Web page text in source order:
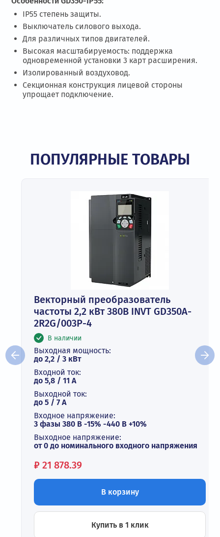
IP55 степень защиты.
Выключатель силового выхода.
Для различных типов двигателей.
Высокая масштабируемость: поддержка
одновременной установки 3 карт расширения.
Изолированный воздуховод.
Секционная конструкция лицевой стороны
упрощает подключение.
ПОПУЛЯРНЫЕ ТОВАРЫ
Векторный преобразователь
частоты 2,2 кВт 380В INVT GD350A-
2R2G/003P-4
В наличии
Выходная мощность:
до 2,2 / 3 кВт
Входной ток:
до 5,8 / 11 А
Выходной ток:
до 5 / 7 A
Входное напряжение:
3 фазы 380 В -15% -440 В +10%
Выходное напряжение:
от 0 до номинального входного напряжения
Цена:
₽ 21 878.39
В корзину
Купить в 1 клик